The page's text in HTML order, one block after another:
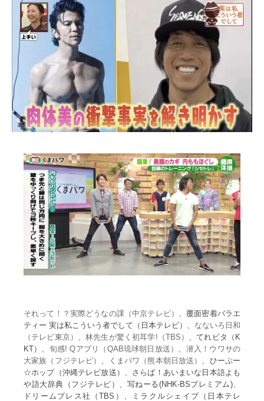
それって！？実際どうなの課（中京テレビ）
、覆面密着バラエ
ティー 実は私こういう者でして（日本テレビ）、 なないろ日和
（テレビ東京）
、林先生が驚く初耳学!（TBS）
、てれビタ（K
KT）、 旬感! Qアプリ（QAB琉球朝日放送）
潜入！ウワサの
大家族（フジテレビ）
くまパワ（熊本朝日放送）
、ひーぷー
☆ホップ（沖縄テレビ放送）、さらば！あいまいな日本語よも
や語大辞典（フジテレビ）、写ねーる(NHK-BSプレミアム)、
ドリームプレス社（TBS）、ミラクルシェイプ（日本テレ